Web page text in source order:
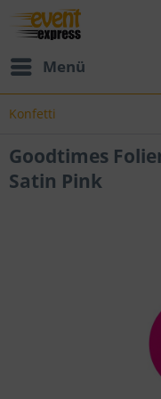
Menü
Konfetti
Goodtimes
Satin Pink